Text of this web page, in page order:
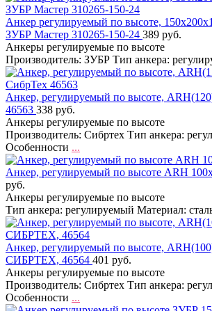
Анкер регулируемый по высоте,
ЗУБР Мастер 310265-150-24 389 руб.
Анкеры регулируемые по высоте
Производитель: ЗУБР Тип анкера:
Анкер, регулируемый по высоте,
46563 338 руб.
Анкеры регулируемые по высоте
Производитель: Сибртех Тип анкера:
Особенности ...
Анкер, регулируемый по высоте ARH
руб.
Анкеры регулируемые по высоте
Тип анкера: регулируемый Материал:
Анкер, регулируемый по высоте,
СИБРТЕХ, 46564 401 руб.
Анкеры регулируемые по высоте
Производитель: Сибртех Тип анкера:
Особенности ...